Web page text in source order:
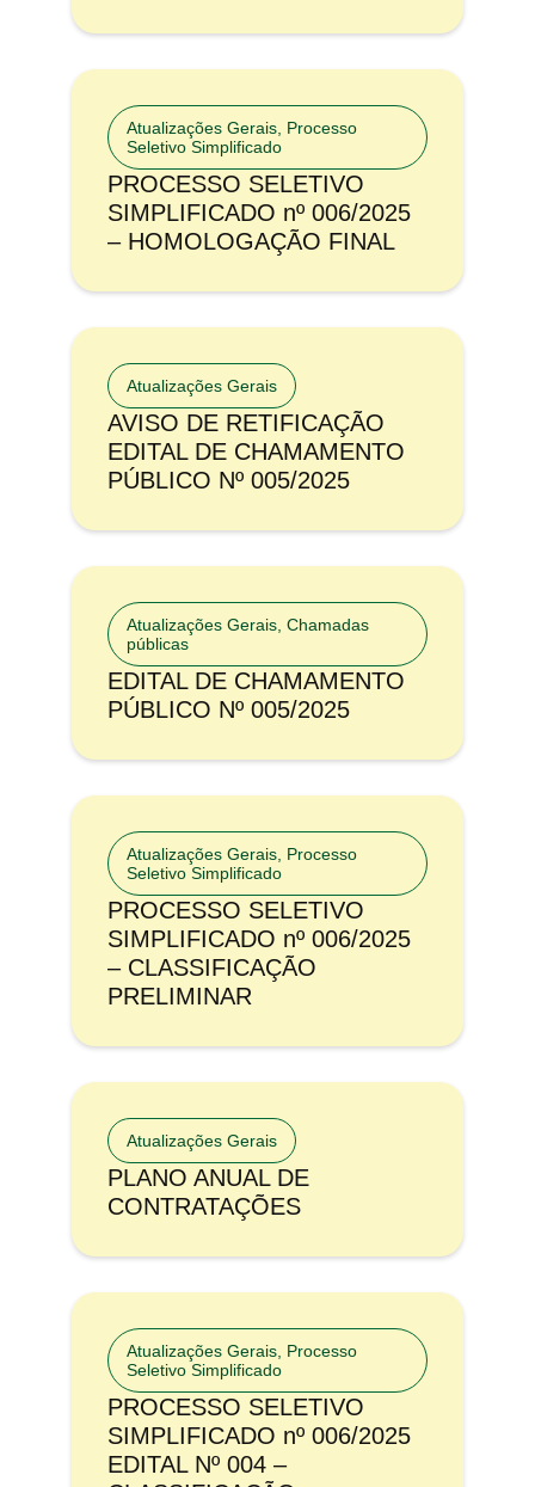
Atualizações Gerais, Processo
Seletivo Simplificado
PROCESSO SELETIVO
SIMPLIFICADO nº 006/2025
– HOMOLOGAÇÃO FINAL
Atualizações Gerais
AVISO DE RETIFICAÇÃO
EDITAL DE CHAMAMENTO
PÚBLICO Nº 005/2025
Atualizações Gerais, Chamadas
públicas
EDITAL DE CHAMAMENTO
PÚBLICO Nº 005/2025
Atualizações Gerais, Processo
Seletivo Simplificado
PROCESSO SELETIVO
SIMPLIFICADO nº 006/2025
– CLASSIFICAÇÃO
PRELIMINAR
Atualizações Gerais
PLANO ANUAL DE
CONTRATAÇÕES
Atualizações Gerais, Processo
Seletivo Simplificado
PROCESSO SELETIVO
SIMPLIFICADO nº 006/2025
EDITAL Nº 004 –